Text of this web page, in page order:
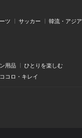
ツ サッカー 韓流・アジア
用品
ひとりを楽しむ
コロ・キレイ